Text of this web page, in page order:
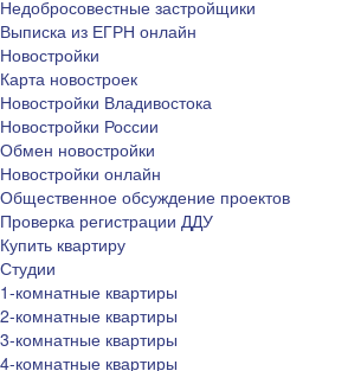
Недобросовестные застройщики
Выписка из ЕГРН онлайн
Новостройки
Карта новостроек
Новостройки Владивостока
Новостройки России
Обмен новостройки
Новостройки онлайн
Общественное обсуждение проектов
Проверка регистрации ДДУ
Купить квартиру
Студии
1-комнатные квартиры
2-комнатные квартиры
3-комнатные квартиры
4-комнатные квартиры